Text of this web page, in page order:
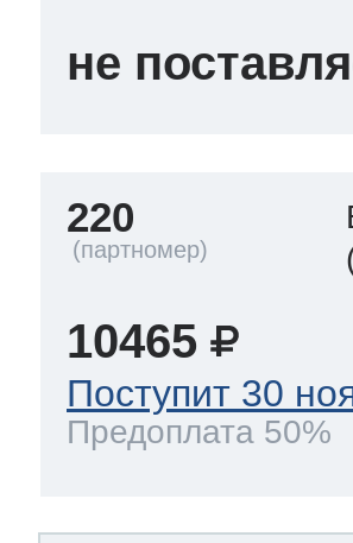
не
220
10465
Поступит 30
Предоплата 50%